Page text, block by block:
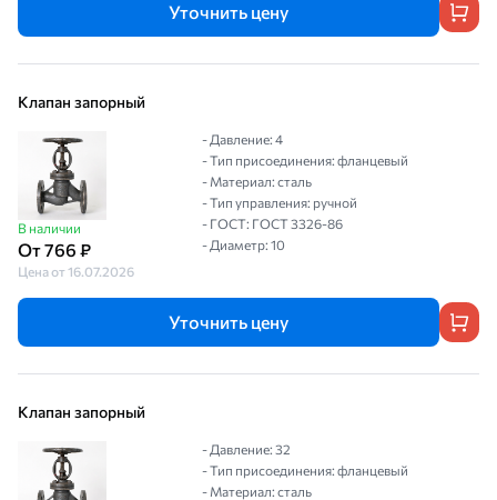
Уточнить цену
Клапан запорный
В наличии
От 766 ₽
Цена от 16.07.2026
- Давление: 4
- Тип присоединения: фланцевый
- Материал: сталь
- Тип управления: ручной
- ГОСТ: ГОСТ 3326-86
- Диаметр: 10
Уточнить цену
Клапан запорный
- Давление: 32
- Тип присоединения: фланцевый
- Материал: сталь